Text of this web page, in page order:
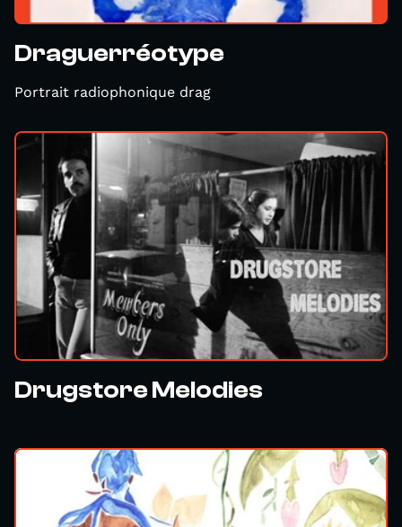
Draguerréotype
Portrait radiophonique drag
Drugstore Melodies